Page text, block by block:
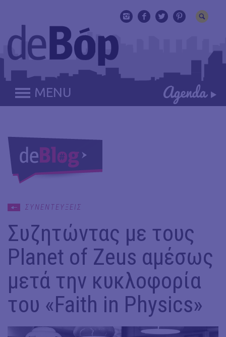
MENU
ΣΥΝΕΝΤΕΥΞΕΙΣ
Συζητώντας με τους
Planet of Zeus αμέσως
μετά την κυκλοφορία
του «Faith in Physics»